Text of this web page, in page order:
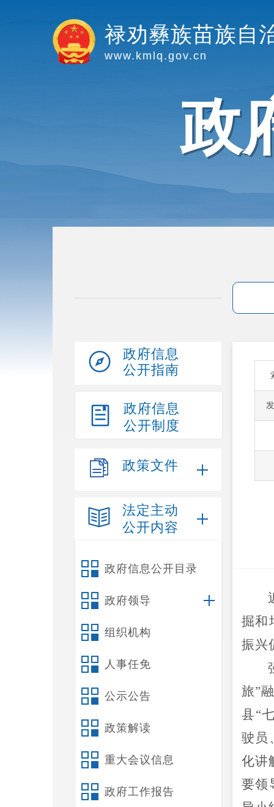
禄劝彝族苗族自
www.kmlq.gov.cn
政
政府信息
公开指南
政府信息
公开制度
政策文件
法定主动
公开内容
政府信息公开目录
政府领导
组织机构
人事任免
公示公告
政策解读
重大会议信息
政府工作报告
掘和
振兴
旅”
县“
驶员
化讲
要领